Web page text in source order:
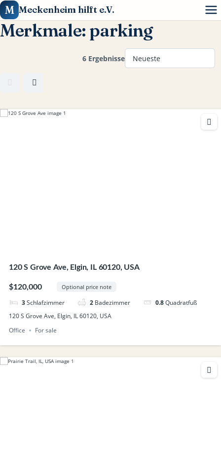
M Meckenheim hilft e.V.
Home
Gerätschaften für den Zivilschutz
Datenschutz
Merkmale: parking
6 Ergebnisse
120 S Grove Ave, Elgin, IL 60120, USA
$120,000 Optional price note
3Schlafzimmer 2 Badezimmer 0.8Quadratfuß
120 S Grove Ave, Elgin, IL 60120, USA
Office
For sale